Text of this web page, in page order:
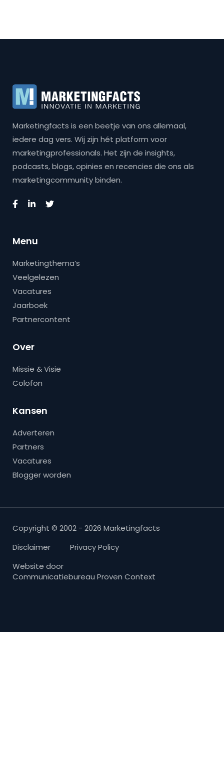
Marketingfacts is een beetje van ons allemaal,
iedere dag vers. Wij zijn hét platform voor
marketingprofessionals. Het zijn de insights,
podcasts, blogs, opinies en recencies die ons als
marketingcommunity binden.
Menu
Marketingthema’s
Veelgelezen
Vacatures
Jaarboek
Partnercontent
Over
Missie & Visie
Colofon
Kansen
Adverteren
Partners
Vacatures
Blogger worden
Copyright © 2002 - 2026 Marketingfacts
Disclaimer
Privacy Policy
Website door
Communicatiebureau Proven Context